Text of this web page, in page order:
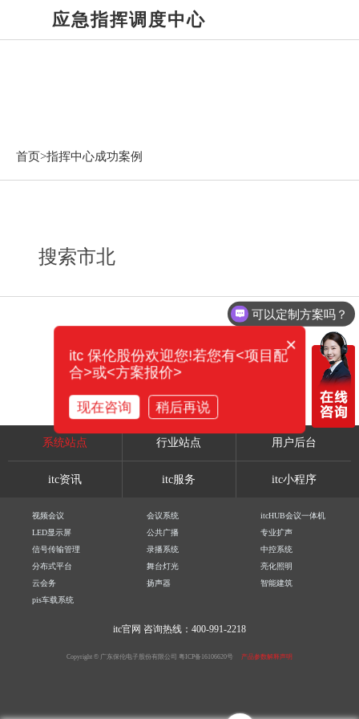
应急指挥调度中心
首页>指挥中心成功案例
搜索市北
系统站点 行业站点 用户后台
itc资讯 itc服务 itc小程序
视频会议 会议系统
itcHUB会议一体机
LED显示屏
公共广播
专业扩声
信号传输管理
录播系统
中控系统
分布式平台
舞台灯光
亮化照明
云会务
扬声器
智能建筑
pis车载系统
itc官网 咨询热线：400-991-2218
Copyright © 广东保伦电子股份有限公司 粤ICP备16106620号 产品参数解释声明
可以定制方案吗？
×
itc 保伦股份欢迎您!若您有<项目配
合>或<方案报价>
现在咨询 稍后再说